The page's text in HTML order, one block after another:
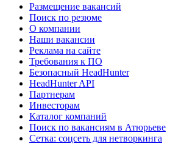
Размещение вакансий
Поиск по резюме
О компании
Наши вакансии
Реклама на сайте
Требования к ПО
Безопасный HeadHunter
HeadHunter API
Партнерам
Инвесторам
Каталог компаний
Поиск по вакансиям в Атюрьеве
Сетка: соцсеть для нетворкинга